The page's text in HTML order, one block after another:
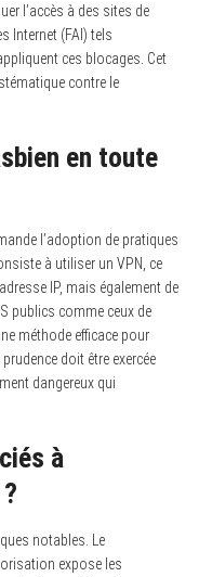
l’accès à des sites de
Internet (FAI) tels
ces blocages. Cet
contre le
en toute
l’adoption de pratiques
à utiliser un VPN, ce
IP, mais également de
publics comme ceux de
méthode efficace pour
doit être exercée
dangereux qui
à
notables.
Le
expose les